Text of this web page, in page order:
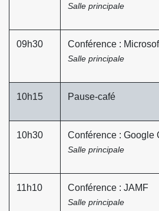
Salle principale
09h30 Conférence :
Salle principale
10h15 Pause-café
10h30 Conférence : Google
Salle principale
11h10 Conférence : JAMF
Salle principale